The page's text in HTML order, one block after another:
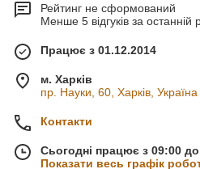
Рейтинг не сформований
Менше 5 відгуків за останній
Працює з 01.12.2014
м. Харків
пр. Науки, 60, Харків, Україна
Контакти
Сьогодні працює з 09:00
Показати весь графік